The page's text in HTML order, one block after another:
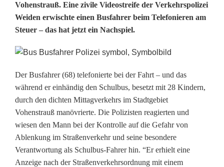
A
n
z
i
g
e
f
ü
Vohenstrauß. Eine zivile Videostreife der Verkehrspolizei
Weiden erwischte einen Busfahrer beim Telefonieren am
Steuer – das hat jetzt ein Nachspiel.
Der Busfahrer (68) telefonierte bei der Fahrt – und das
während er einhändig den Schulbus, besetzt mit 28 Kindern,
durch den dichten Mittagverkehrs im Stadtgebiet
Vohenstrauß manövrierte. Die Polizisten reagierten und
wiesen den Mann bei der Kontrolle auf die Gefahr von
Ablenkung im Straßenverkehr und seine besondere
Verantwortung als Schulbus-Fahrer hin. “Er erhielt eine
Anzeige nach der Straßenverkehrsordnung mit einem